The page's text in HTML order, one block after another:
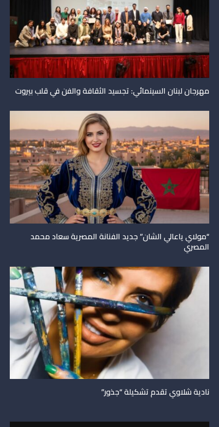
مهرجان لبنان السينمائي: تجسيد الثقافة والفن في قلب بيروت
“مولاي ياعالي الشان” جديد الفنانة المصرية سعاد محمد
المصري
نادية شلاوي تقدم تشكيلة “جذور”